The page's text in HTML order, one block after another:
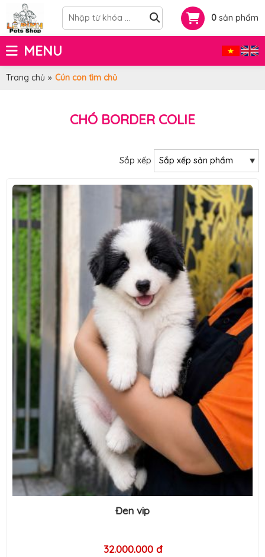
0 sản phẩm
MENU
Trang chủ » Cún con tìm chủ
CHÓ BORDER COLIE
Sắp xếp
Đen vip
32.000.000 đ